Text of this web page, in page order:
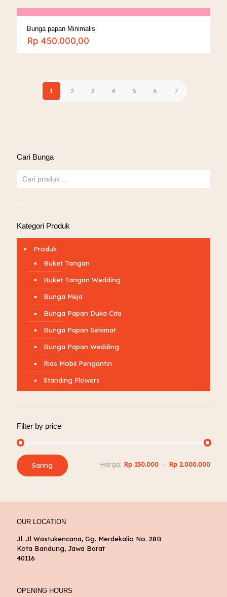
Bunga papan Minimalis
Rp 450.000,00
1 2 3 4 5 6 7
Cari Bunga
Kategori Produk
Produk
Buket Tangan
Buket Tangan Wedding
Bunga Meja
Bunga Papan Duka Cita
Bunga Papan Selamat
Bunga Papan Wedding
Rias Mobil Pengantin
Standing Flowers
Filter by price
Harga
terendah
Harga
tertinggi
Saring Harga: Rp 150.000 — Rp 2.000.000
OUR LOCATION
Jl. Jl Wastukencana, Gg. Merdekalio No. 28B
Kota Bandung, Jawa Barat
40116
OPENING HOURS